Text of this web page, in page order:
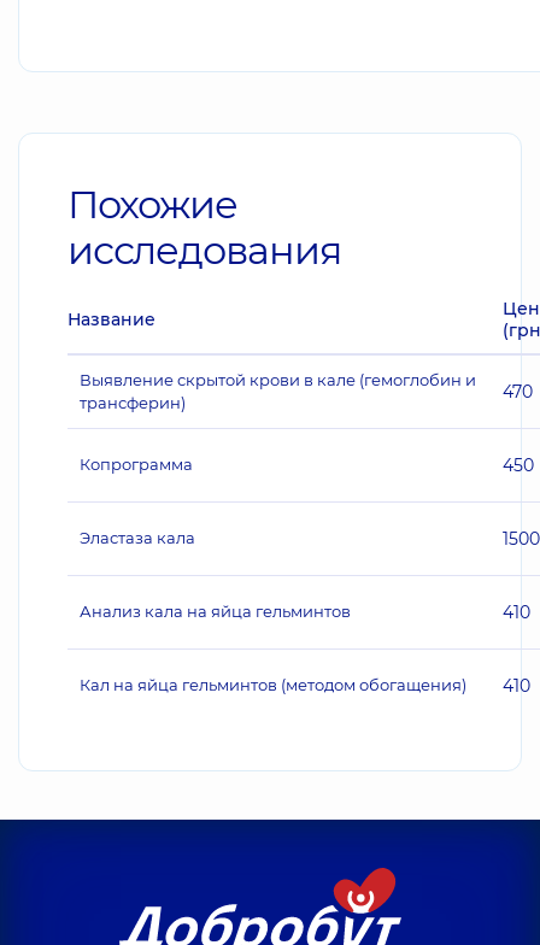
Похожие
исследования
Название
Выявление скрытой крови в кале (гемоглобин и
трансферин)
470
Копрограмма 450
Эластаза кала 1500
Анализ кала на яйца гельминтов 410
Кал на яйца гельминтов (методом обогащения) 410